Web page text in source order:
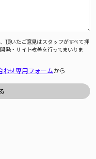
頂いたご意見はスタッフがすべて拝
発・サイト改善を行ってまいりま
わせ専用フォームから